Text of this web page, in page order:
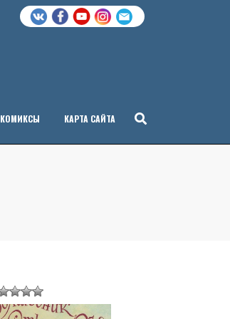
КОМИКСЫ КАРТА САЙТА